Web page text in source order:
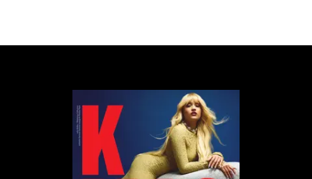
spróbować się nawzajem zauważyć i zrozumieć.
Nie liczą się nazwy, liczą się ludzie.
Fani Catz ‘n Dogz mieli już okazję usłyszeć „Jestem”